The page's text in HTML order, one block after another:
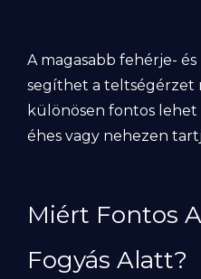
A magasabb fehérje-
segíthet a teltségérzet
különösen fontos lehet
éhes vagy nehezen
Miért Fontos
Fogyás Alatt?